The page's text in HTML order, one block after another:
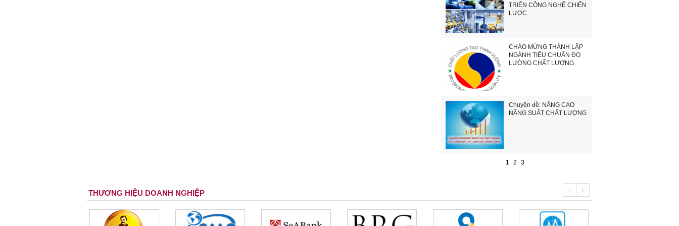
TRIỂN CÔNG NGHỆ CHIẾN
LƯỢC
CHÀO MỪNG THÀNH LẬP
NGÀNH TIÊU CHUẨN ĐO
LƯỜNG CHẤT LƯỢNG
Chuyên đề: NÂNG CAO
NĂNG SUẤT CHẤT LƯỢNG
1 2 3
THƯƠNG HIỆU DOANH NGHIỆP